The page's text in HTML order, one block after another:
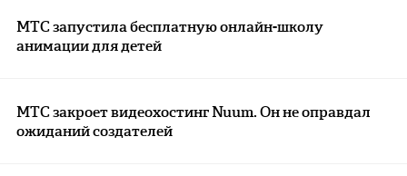
МТС запустила бесплатную онлайн-школу
анимации для детей
МТС закроет видеохостинг Nuum. Он не оправдал
ожиданий создателей